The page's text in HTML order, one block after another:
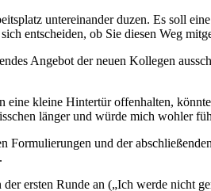
untereinander duzen. Es soll
entscheiden, ob Sie diesen Weg
Angebot der neuen Kollegen
kleine Hintertür offenhalten,
länger und würde mich wohler
und der
ersten Runde an („Ich werde nicht